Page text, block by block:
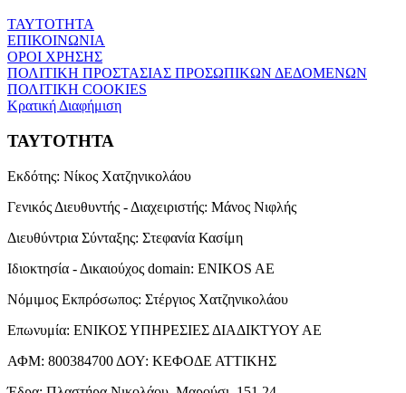
ΤΑΥΤΟΤΗΤΑ
ΕΠΙΚΟΙΝΩΝΙΑ
ΟΡΟΙ ΧΡΗΣΗΣ
ΠΟΛΙΤΙΚΗ ΠΡΟΣΤΑΣΙΑΣ ΠΡΟΣΩΠΙΚΩΝ ΔΕΔΟΜΕΝΩΝ
ΠΟΛΙΤΙΚΗ COOKIES
Κρατική Διαφήμιση
ΤΑΥΤΟΤΗΤΑ
Εκδότης: Νίκος Χατζηνικολάου
Γενικός Διευθυντής - Διαχειριστής: Μάνος Νιφλής
Διευθύντρια Σύνταξης: Στεφανία Κασίμη
Ιδιοκτησία - Δικαιούχος domain: ENIKOS AE
Νόμιμος Εκπρόσωπος: Στέργιος Χατζηνικολάου
Επωνυμία: ΕΝΙΚΟΣ ΥΠΗΡΕΣΙΕΣ ΔΙΑΔΙΚΤΥΟΥ ΑΕ
ΑΦΜ: 800384700 ΔΟΥ: ΚΕΦΟΔΕ ΑΤΤΙΚΗΣ